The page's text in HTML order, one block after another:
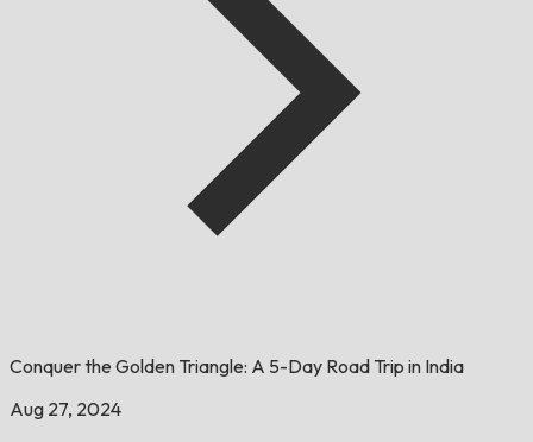
Conquer the Golden Triangle: A 5-Day Road Trip in India
Aug 27, 2024